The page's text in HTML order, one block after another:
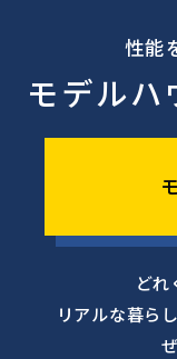
性能
モデルハ
どれ
リアルな暮ら